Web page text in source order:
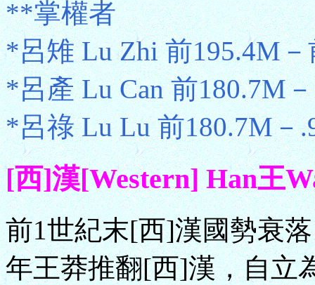
**掌權者
*呂雉 Lu Zhi 前195.4M－
*呂產 Lu Can 前180.7M
*呂祿 Lu Lu 前180.7M－
[西]漢[Western] Han王
前1世紀末[西]漢國勢衰
年王莽推翻[西]漢，自立